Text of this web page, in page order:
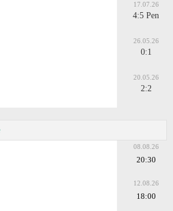
17.07.26
4:5 Pen
26.05.26
0:1
20.05.26
2:2
08.08.26
20:30
12.08.26
18:00